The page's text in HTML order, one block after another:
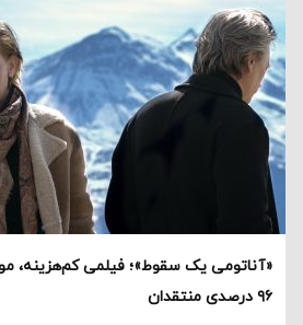
«آناتومی یک سقوط»؛ فیلمی کم‌هزینه،
۹۶ درصدی منتقدان